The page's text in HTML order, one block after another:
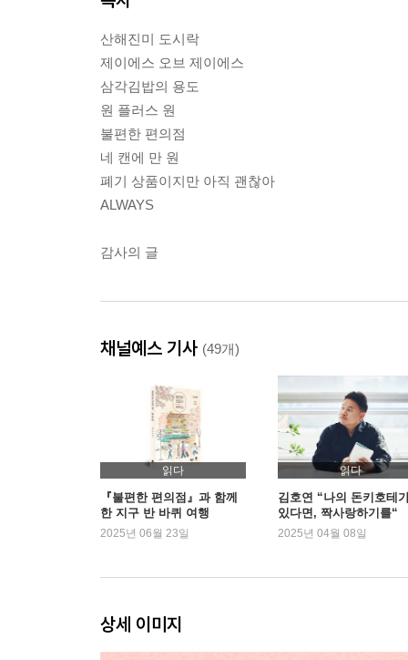
산해진미 도시락
제이에스 오브 제이에스
삼각김밥의 용도
원 플러스 원
불편한 편의점
네 캔에 만 원
폐기 상품이지만 아직 괜찮아
ALWAYS
감사의 글
채널예스 기사 (49개)
읽다
『불편한 편의점』과 함께
한 지구 반 바퀴 여행
2025년 06월 23일
읽다
김호연 “나의 돈키호테
있다면, 짝사랑하기를“
2025년 04월 08일
상세 이미지